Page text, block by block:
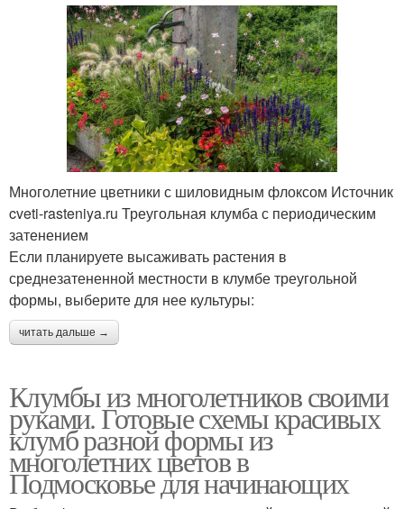
Многолетние цветники с шиловидным флоксом Источник
cveti-rasteniya.ru Треугольная клумба с периодическим
затенением
Если планируете высаживать растения в
среднезатененной местности в клумбе треугольной
формы, выберите для нее культуры:
читать дальше →
Клумбы из многолетников своими
руками. Готовые схемы красивых
клумб разной формы из
многолетних цветов в
Подмосковье для начинающих